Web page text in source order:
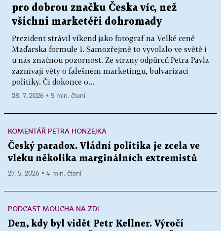
pro dobrou značku Česka víc, než
všichni marketéři dohromady
Prezident strávil víkend jako fotograf na Velké ceně
Maďarska formule 1. Samozřejmě to vyvolalo ve světě i
u nás značnou pozornost. Ze strany odpůrců Petra Pavla
zaznívají věty o falešném marketingu, bulvarizaci
politiky. Či dokonce o...
28. 7. 2026 ▪ 5 min. čtení
KOMENTÁŘ PETRA HONZEJKA
Český paradox. Vládní politika je zcela ve
vleku několika marginálních extremistů
27. 5. 2026 ▪ 4 min. čtení
PODCAST MOUCHA NA ZDI
Den, kdy byl vidět Petr Kellner. Výročí